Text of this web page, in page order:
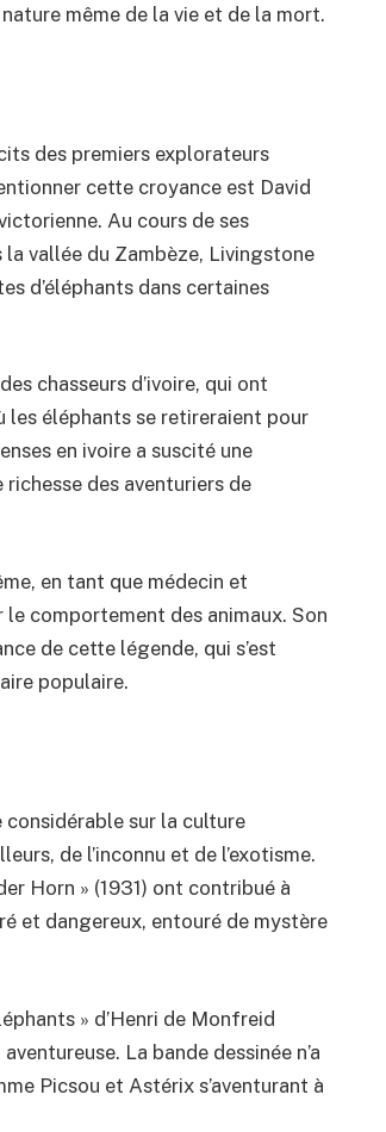
même de la vie et de la mort.
des premiers explorateurs
cette croyance est David
Au cours de ses
vallée du Zambèze, Livingstone
d’éléphants dans certaines
chasseurs d’ivoire, qui ont
les éléphants se retireraient pour
en ivoire a suscité une
des aventuriers de
en tant que médecin et
le comportement des animaux. Son
de cette légende, qui s’est
populaire.
considérable sur la culture
de l’inconnu et de l’exotisme.
Horn » (1931) ont contribué à
et dangereux, entouré de mystère
» d’Henri de Monfreid
La bande dessinée n’a
Picsou et Astérix s’aventurant à